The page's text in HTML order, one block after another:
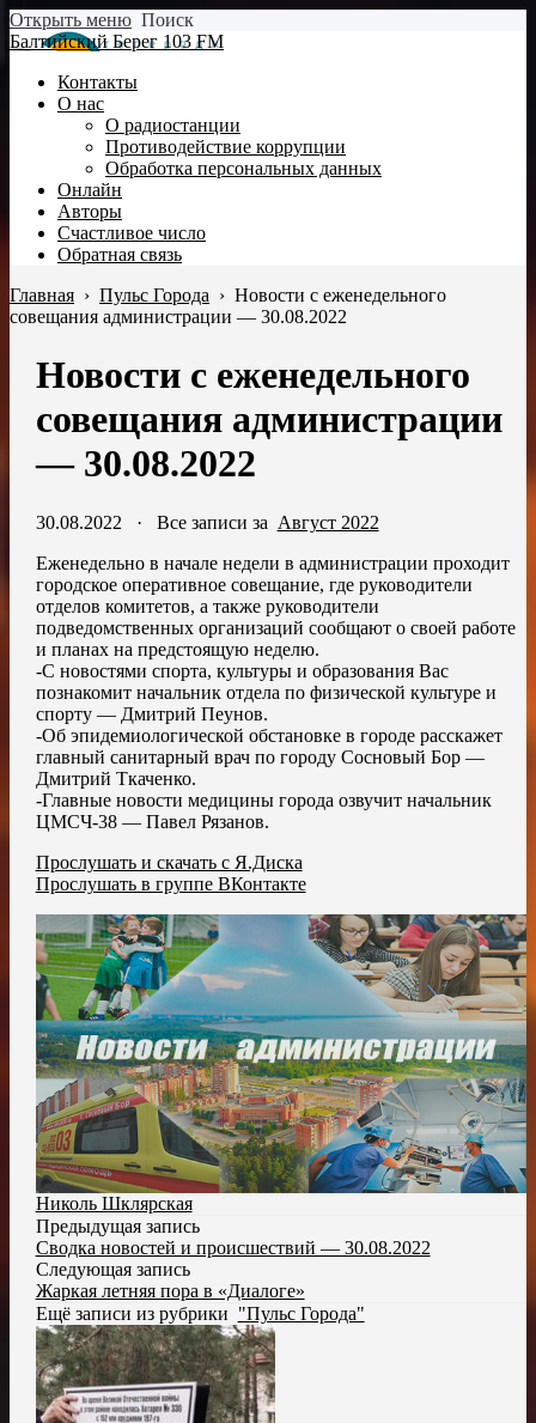
Открыть меню Поиск
Балтийский Берег 103 FM
Контакты
О нас
О радиостанции
Противодействие коррупции
Обработка персональных данных
Онлайн
Авторы
Счастливое число
Обратная связь
Главная › Пульс Города › Новости с еженедельного
совещания администрации — 30.08.2022
Новости с еженедельного
совещания администрации
— 30.08.2022
30.08.2022 · Все записи за Август 2022
Еженедельно в начале недели в администрации проходит
городское оперативное совещание, где руководители
отделов комитетов, а также руководители
подведомственных организаций сообщают о своей работе
и планах на предстоящую неделю.
-С новостями спорта, культуры и образования Вас
познакомит начальник отдела по физической культуре и
спорту — Дмитрий Пеунов.
-Об эпидемиологической обстановке в городе расскажет
главный санитарный врач по городу Сосновый Бор —
Дмитрий Ткаченко.
-Главные новости медицины города озвучит начальник
ЦМСЧ-38 — Павел Рязанов.
Прослушать и скачать с Я.Диска
Прослушать в группе ВКонтакте
Николь Шклярская
Предыдущая запись
Сводка новостей и происшествий — 30.08.2022
Следующая запись
Жаркая летняя пора в «Диалоге»
Ещё записи из рубрики "Пульс Города"